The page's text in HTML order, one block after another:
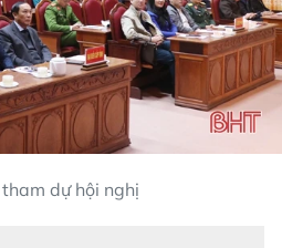
dự hội nghị